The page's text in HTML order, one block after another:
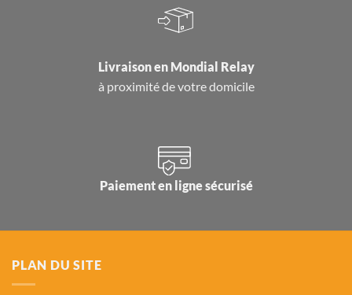
Livraison en Mondial Relay
à proximité de votre domicile
Paiement en ligne sécurisé
PLAN DU SITE